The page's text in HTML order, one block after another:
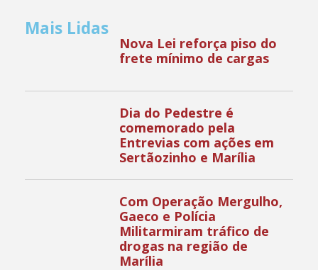
Mais Lidas
Nova Lei reforça piso do
frete mínimo de cargas
Dia do Pedestre é
comemorado pela
Entrevias com ações em
Sertãozinho e Marília
Com Operação Mergulho,
Gaeco e Polícia
Militarmiram tráfico de
drogas na região de
Marília